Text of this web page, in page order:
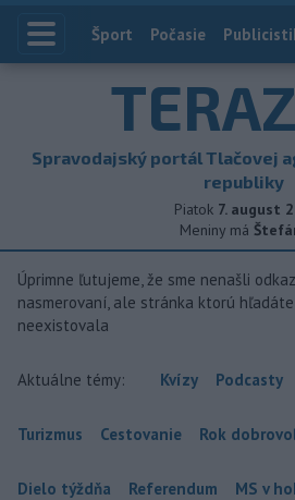
Index
Šport Počasie
TERAZ
Spravodajský portál Tlačovej
republiky
Piatok 7. august
Meniny má
Úprimne ľutujeme, že sme nenašli
nasmerovaní, ale stránka ktorú
neexistovala
Aktuálne témy: Kvízy Podcasty
Turizmus Cestovanie Rok
Dielo týždňa Referendum MS v